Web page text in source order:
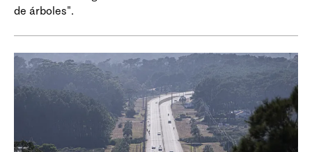
de árboles".